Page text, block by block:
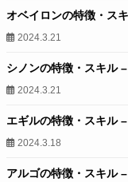
オベイロンの特徴・ス
2024.3.21
シノンの特徴・スキル
2024.3.21
エギルの特徴・スキル
2024.3.18
アルゴの特徴・スキル